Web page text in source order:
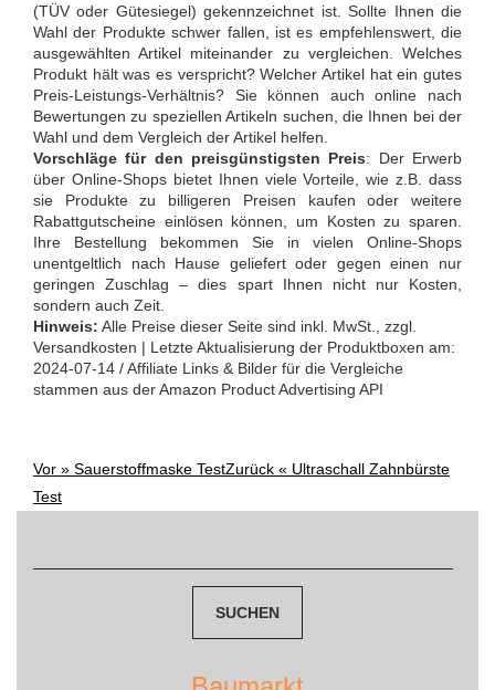
(TÜV oder Gütesiegel) gekennzeichnet ist. Sollte Ihnen die
Wahl der Produkte schwer fallen, ist es empfehlenswert, die
ausgewählten Artikel miteinander zu vergleichen. Welches
Produkt hält was es verspricht? Welcher Artikel hat ein gutes
Preis-Leistungs-Verhältnis? Sie können auch online nach
Bewertungen zu speziellen Artikeln suchen, die Ihnen bei der
Wahl und dem Vergleich der Artikel helfen.
Vorschläge für den preisgünstigsten Preis: Der Erwerb
über Online-Shops bietet Ihnen viele Vorteile, wie z.B. dass
sie Produkte zu billigeren Preisen kaufen oder weitere
Rabattgutscheine einlösen können, um Kosten zu sparen.
Ihre Bestellung bekommen Sie in vielen Online-Shops
unentgeltlich nach Hause geliefert oder gegen einen nur
geringen Zuschlag – dies spart Ihnen nicht nur Kosten,
sondern auch Zeit.
Hinweis: Alle Preise dieser Seite sind inkl. MwSt., zzgl.
Versandkosten | Letzte Aktualisierung der Produktboxen am:
2024-07-14 / Affiliate Links & Bilder für die Vergleiche
stammen aus der Amazon Product Advertising API
Post
Vor » Sauerstoffmaske TestZurück « Ultraschall Zahnbürste
Test